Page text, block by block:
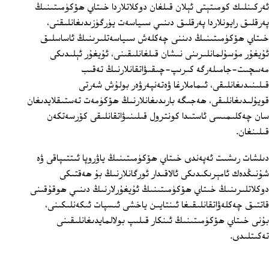
ئەركىنلىك كومىتېتى ئېلان قىلغان دوكلاتلاردا خىتاي ھۆكۈمىتىنىڭ
پەرقلىق رايونلاردا پەرقلىق دىنىي سىياسەت يۈرگۈزىدىغانلىقنى،
خىتاي ھۆكۈمىتىنىڭ دىننى چەكلەش سىياسەتلىرىنىڭ ئاساسلىق
ئۇيغۇر مۇسۇلمانلىرىنى نىشان قىلغانلىقىنى، ئۇيغۇر ئېلىدىكى
مەسچىت-جامىلەرگە كىرىپ-چىقىۋاتقانلارنىڭ تەقىب
قىلىنىدىغانلىقى، ئىماملارغا ۋەتەنپەرۋەر بولۇش شەرتى
قويۇلىدىغانلىقى، ھەجىگە بارىدىغانلارنىڭ ھۆكۈمەت تەستىقلايدىغان
سان چەكلىمىسى ئاستىدا كونترول قىلىنىۋاتقانلىقى كۆرسەتكەن
قىلىنغان.
دىلشات رىشىت ئەپەندى خىتاي ھۆكۈمىتىنىڭ ياۋروپا ئىتتىپاقى ۋە
شۇنىڭدەك ئامېرىكىدىكى ئالاقىدار ئورگانلارنىڭ بۇ ھەقتىكى
دوكلاتلىرىنىڭ خىتاي ھۆكۈمىتىنىڭ ئۇيغۇرلارنىڭ دىنىي ھوقۇقىنى
قاتتىق چەكلەۋاتقانلىقىغا ئىنتايىن ياخشى ئىسپات ئىكەنلىكىنى،
بۇنى خىتاي ھۆكۈمىتىنىڭ ئىنكار قىلىپ بولالمايدىغانلىقىنى
تەكىتلىدى.